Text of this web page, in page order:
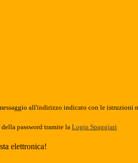
all'indirizzo indicato con le istruzioni
password tramite la Login Spaggiari
elettronica!